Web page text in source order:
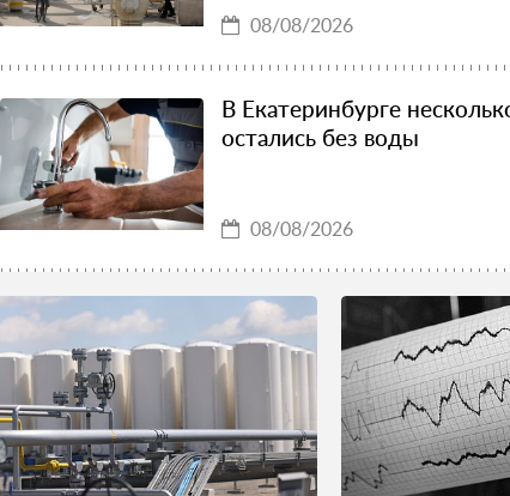
08/08/2026
В Екатеринбурге
остались без воды
08/08/2026